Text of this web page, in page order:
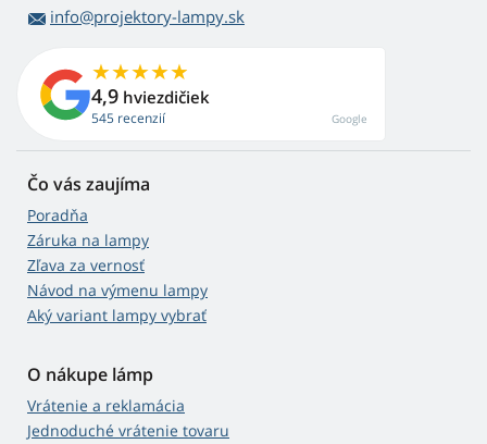
info@projektory-lampy.sk
4,9 hviezdičiek
545 recenzií Google
Čo vás zaujíma
Poradňa
Záruka na lampy
Zľava za vernosť
Návod na výmenu lampy
Aký variant lampy vybrať
O nákupe lámp
Vrátenie a reklamácia
Jednoduché vrátenie tovaru